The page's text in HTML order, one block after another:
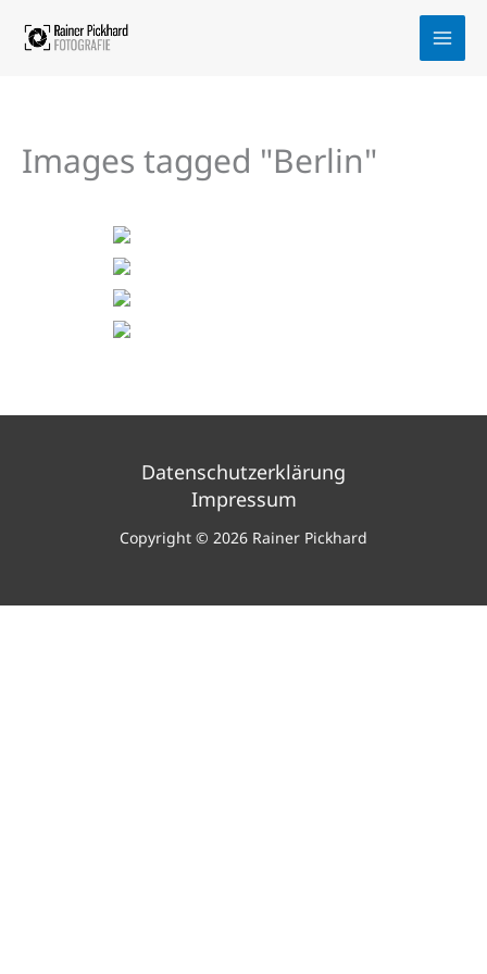
Inhalt
Images tagged "Berlin"
Datenschutzerklärung
Impressum
Copyright © 2026 Rainer Pickhard